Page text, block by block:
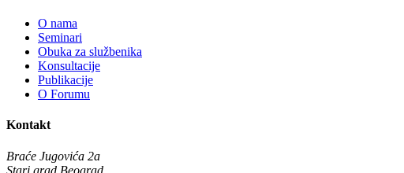
O nama
Seminari
Obuka za službenika
Konsultacije
Publikacije
O Forumu
Kontakt
Braće Jugovića 2a
Stari grad Beograd